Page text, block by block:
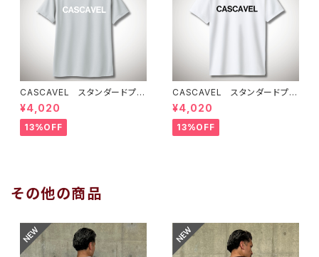
CASCAVEL スタンダードプラ
クティスシャツ シルバーグレー
¥4,020
13%OFF
CASCAVEL スタンダードプラ
クティスシャツ ホワイト
¥4,020
13%OFF
その他の商品